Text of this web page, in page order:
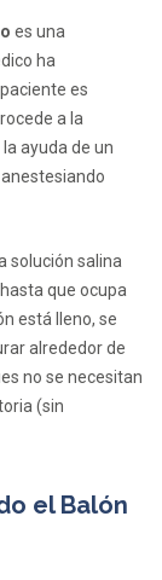
es una
ha
es
a la
ayuda de un
solución salina
que ocupa
está lleno, se
alrededor de
no se necesitan
(sin
el Balón